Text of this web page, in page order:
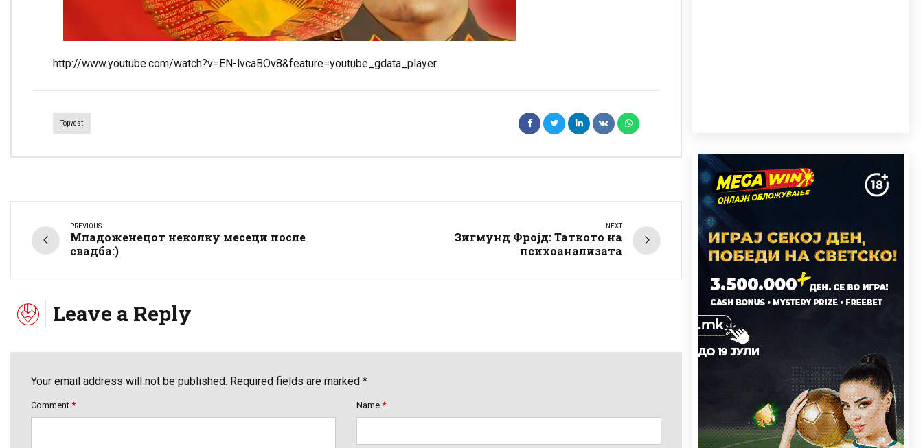
http://www.youtube.com/watch?v=EN-lvcaBOv8&feature=youtube_gdata_player
Topvest
PREVIOUS
Младоженецот неколку месеци после
свадба:)
NEXT
Зигмунд Фројд: Таткото на
психоанализата
Leave a Reply
Your email address will not be published. Required fields are marked *
Comment * Name *